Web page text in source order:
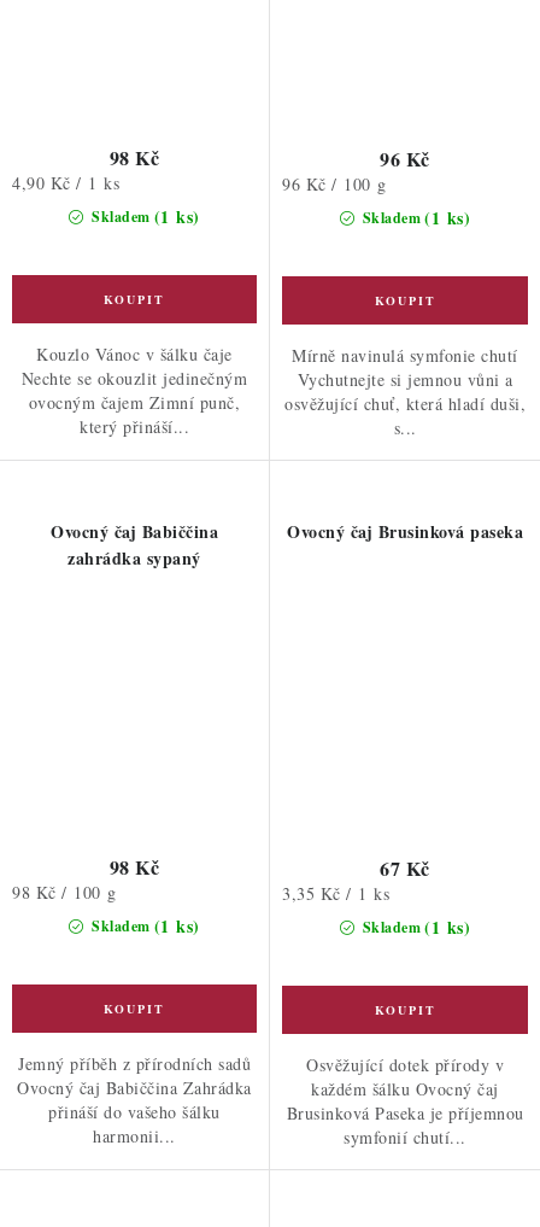
Skladem (1 ks)
98 Kč
Měrná
4,90 Kč / 1 ks
Kouzlo Vánoc v šálku čaje
Nechte se okouzlit jedinečným
ovocným čajem Zimní punč,
který přináší...
Skladem(1 ks)
96 Kč
Měrná
96 Kč / 100 g
Mírně navinulá symfonie chutí
Vychutnejte si jemnou vůni a
osvěžující chuť, která hladí duši,
s...
Ovocný čaj Babiččina
zahrádka sypaný
Skladem (1 ks)
98 Kč
Měrná
98 Kč / 100 g
Jemný příběh z přírodních sadů
Ovocný čaj Babiččina Zahrádka
přináší do vašeho šálku
harmonii...
Ovocný čaj Brusinková paseka
Skladem(1 ks)
67 Kč
Měrná
3,35 Kč / 1 ks
Osvěžující dotek přírody v
každém šálku Ovocný čaj
Brusinková Paseka je příjemnou
symfonií chutí...